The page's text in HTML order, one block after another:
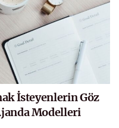
İsteyenlerin Göz
Modelleri